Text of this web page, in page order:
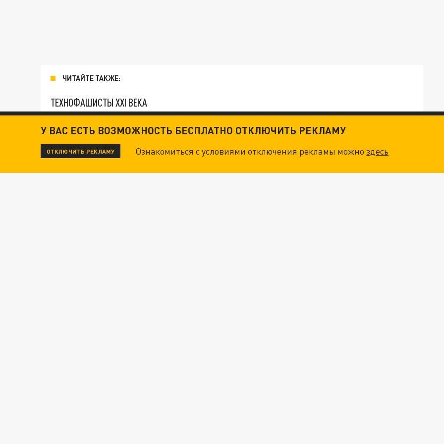
ЧИТАЙТЕ ТАКЖЕ:
ТЕХНОФАШИСТЫ XXI ВЕКА
"КРОТАМИ" БЫЛИ ВСЕ? ТЕРАКТ В ЦЕНТРЕ МОСКВЫ: НА ГЕНЕРАЛОВ ОХОТЯТСЯ "ЖИВЫЕ ДРОНЫ"
ДАНЯ С ДАШЕЙ СПАСЛИСЬ ОТ БОЕВИКОВ ВСУ. НО БЕДЫ ДЛЯ МАЛЫШЕЙ НЕ ЗАКОНЧИЛИСЬ
У ВАС ЕСТЬ ВОЗМОЖНОСТЬ БЕСПЛАТНО ОТКЛЮЧИТЬ РЕКЛАМУ
ОТКЛЮЧИТЬ РЕКЛАМУ Ознакомиться с условиями отключения рекламы можноздесь